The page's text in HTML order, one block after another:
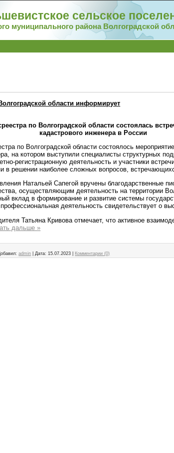
сельское
муниципального района Волгоградской
области информирует
по Волгоградской области состоялась
кадастрового инженера в России
по Волгоградской области состоялось
на котором выступили специалисты структурных
регистрационную деятельность и участники
в решении наиболее сложных вопросов,
Натальей Сапегой вручены благодарственные
осуществляющим деятельность на территории
вклад в формирование и развитие системы
деятельность свидетельствует о
Татьяна Кривова отмечает, что активное
дальше »
admin Дата: 15.07.2023 Комментарии (0)